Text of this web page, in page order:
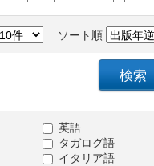
ソート順
英語
タガログ語
イタリア語